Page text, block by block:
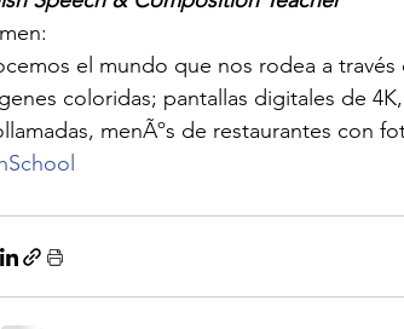
el mundo que nos rodea a
coloridas; pantallas digitales de
menÃºs de restaurantes con